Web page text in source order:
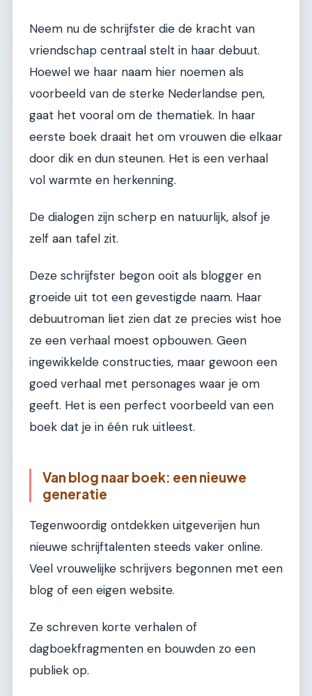
Neem nu de schrijfster die de kracht van
vriendschap centraal stelt in haar debuut.
Hoewel we haar naam hier noemen als
voorbeeld van de sterke Nederlandse pen,
gaat het vooral om de thematiek. In haar
eerste boek draait het om vrouwen die elkaar
door dik en dun steunen. Het is een verhaal
vol warmte en herkenning.
De dialogen zijn scherp en natuurlijk, alsof je
zelf aan tafel zit.
Deze schrijfster begon ooit als blogger en
groeide uit tot een gevestigde naam. Haar
debuutroman liet zien dat ze precies wist hoe
ze een verhaal moest opbouwen. Geen
ingewikkelde constructies, maar gewoon een
goed verhaal met personages waar je om
geeft. Het is een perfect voorbeeld van een
boek dat je in één ruk uitleest.
Van blog naar boek: een nieuwe
generatie
Tegenwoordig ontdekken uitgeverijen hun
nieuwe schrijftalenten steeds vaker online.
Veel vrouwelijke schrijvers begonnen met een
blog of een eigen website.
Ze schreven korte verhalen of
dagboekfragmenten en bouwden zo een
publiek op.